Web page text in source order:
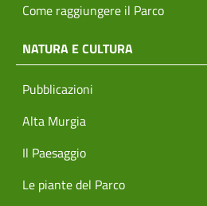
Come raggiungere il Parco
NATURA E CULTURA
Pubblicazioni
Alta Murgia
Il Paesaggio
Le piante del Parco